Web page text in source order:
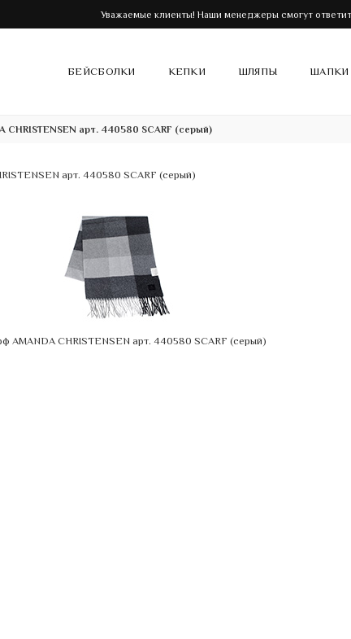
Уважаемые клиенты! Наши менеджеры смогут
БЕЙСБОЛКИ КЕПКИ ШЛЯПЫ ШАПКИ
CHRISTENSEN арт. 440580 SCARF (серый)